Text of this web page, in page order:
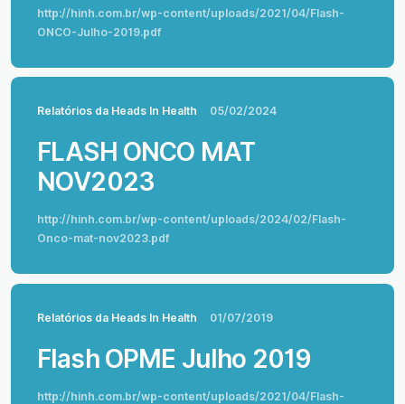
http://hinh.com.br/wp-content/uploads/2021/04/Flash-
ONCO-Julho-2019.pdf
Relatórios da Heads In Health 05/02/2024
FLASH ONCO MAT
NOV2023
http://hinh.com.br/wp-content/uploads/2024/02/Flash-
Onco-mat-nov2023.pdf
Relatórios da Heads In Health 01/07/2019
Flash OPME Julho 2019
http://hinh.com.br/wp-content/uploads/2021/04/Flash-